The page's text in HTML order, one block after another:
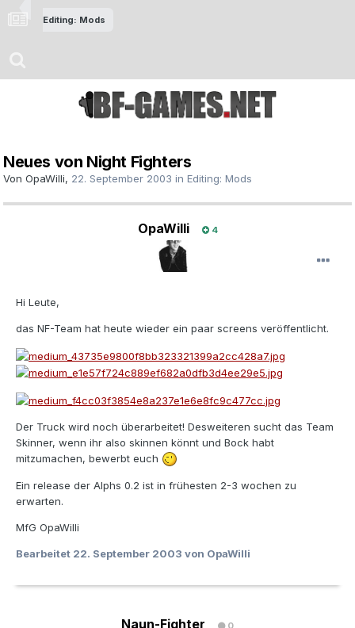
Editing: Mods
Neues von Night Fighters
Von OpaWilli, 22. September 2003 in Editing: Mods
OpaWilli 4
Hi Leute,
das NF-Team hat heute wieder ein paar screens veröffentlicht.
Der Truck wird noch überarbeitet! Desweiteren sucht das Team
Skinner, wenn ihr also skinnen könnt und Bock habt
mitzumachen, bewerbt euch
Ein release der Alphs 0.2 ist in frühesten 2-3 wochen zu
erwarten.
MfG OpaWilli
Bearbeitet 22. September 2003 von OpaWilli
Naun-Fighter